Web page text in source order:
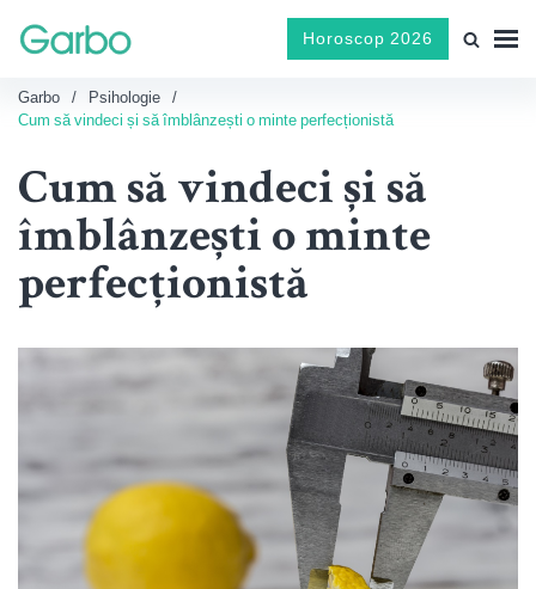
Horoscop 2026
Garbo
Psihologie
Cum să vindeci și să îmblânzești o minte perfecționistă
Cum să vindeci și să
îmblânzești o minte
perfecționistă